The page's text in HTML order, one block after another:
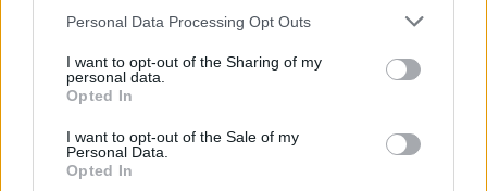
Personal Data Processing Opt Outs
I want to opt-out of the Sharing of my
personal data.
Opted In
I want to opt-out of the Sale of my
Personal Data.
Opted In
12.5.2000
1. Globalizace, Evropská Unie a Česká republika
Strana zelených se vyslovila zásadním způsobem proti
GLOBALIZACI. Co to je a co znamená toto módní slovo pro
obyčejného občana České republiky? Co znamená globalizace pro